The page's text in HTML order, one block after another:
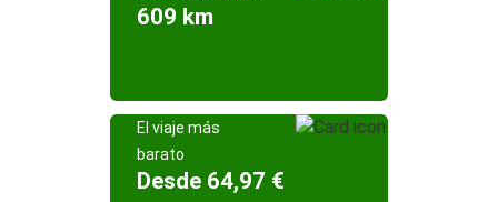
609 km
El viaje más
barato
Desde 64,97 €